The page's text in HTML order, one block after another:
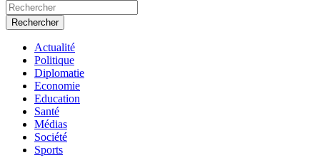
Rechercher
Actualité
Politique
Diplomatie
Economie
Education
Santé
Médias
Société
Sports